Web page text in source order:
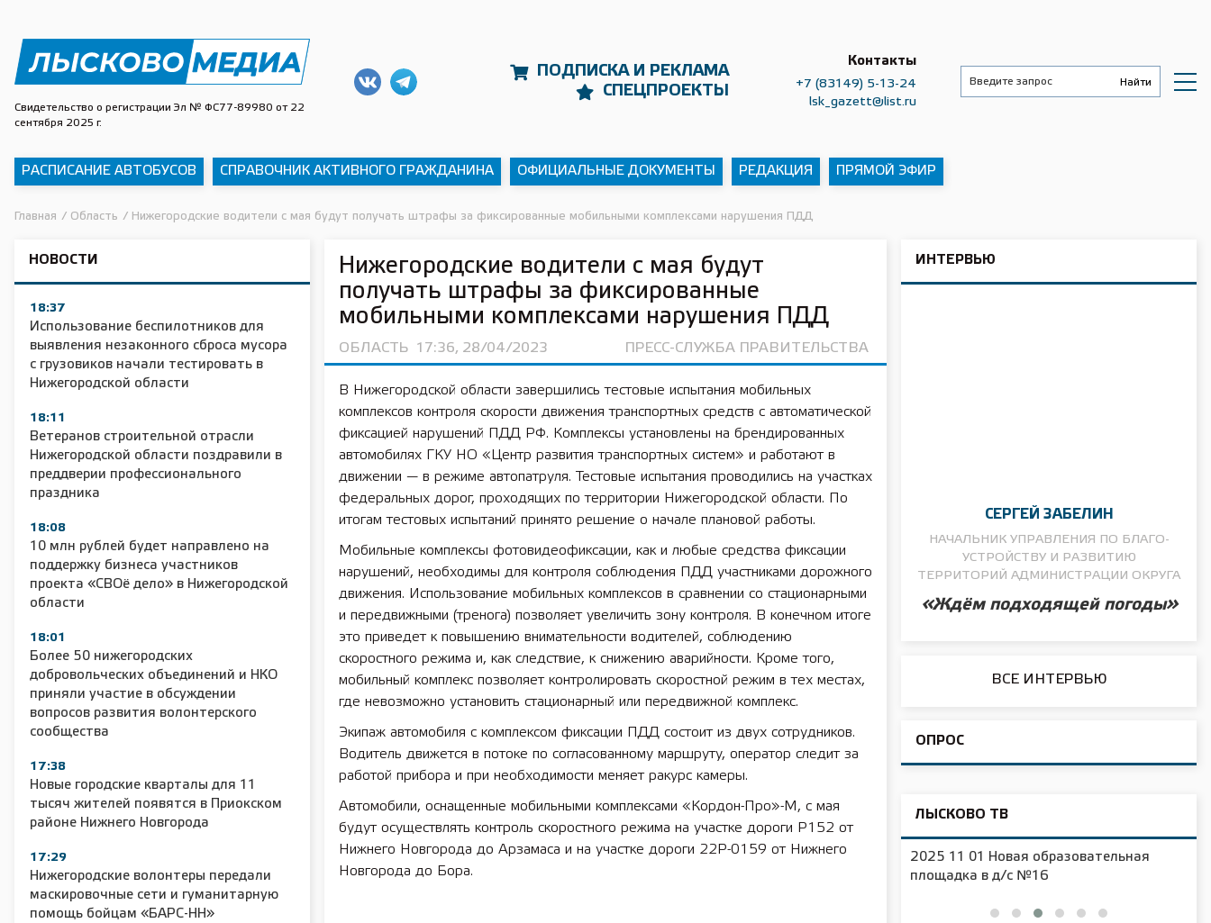
Свидетельство о регистрации Эл № ФС77-89980 от 22
сентября 2025 г.
ПОДПИСКА И РЕКЛАМА
СПЕЦПРОЕКТЫ
Контакты
+7 (83149) 5-13-24
lsk_gazett@list.ru
РАСПИСАНИЕ АВТОБУСОВ СПРАВОЧНИК АКТИВНОГО ГРАЖДАНИНА ОФИЦИАЛЬНЫЕ ДОКУМЕНТЫ РЕДАКЦИЯ ПРЯМОЙ ЭФИР
Главная / Область / Нижегородские водители с мая будут получать штрафы за фиксированные мобильными комплексами нарушения ПДД
НОВОСТИ
18:37
Использование беспилотников для
выявления незаконного сброса мусора
с грузовиков начали тестировать в
Нижегородской области
18:11
Ветеранов строительной отрасли
Нижегородской области поздравили в
преддверии профессионального
праздника
18:08
10 млн рублей будет направлено на
поддержку бизнеса участников
проекта «СВОё дело» в Нижегородской
области
18:01
Более 50 нижегородских
добровольческих объединений и НКО
приняли участие в обсуждении
вопросов развития волонтерского
сообщества
17:38
Новые городские кварталы для 11
тысяч жителей появятся в Приокском
районе Нижнего Новгорода
17:29
Нижегородские волонтеры передали
маскировочные сети и гуманитарную
помощь бойцам «БАРС-НН»
Нижегородские водители с мая будут
получать штрафы за фиксированные
мобильными комплексами нарушения ПДД
ОБЛАСТЬ 17:36, 28/04/2023 ПРЕСС-СЛУЖБА ПРАВИТЕЛЬСТВА
В Нижегородской области завершились тестовые испытания мобильных
комплексов контроля скорости движения транспортных средств с автоматической
фиксацией нарушений ПДД РФ. Комплексы установлены на брендированных
автомобилях ГКУ НО «Центр развития транспортных систем» и работают в
движении — в режиме автопатруля. Тестовые испытания проводились на участках
федеральных дорог, проходящих по территории Нижегородской области. По
итогам тестовых испытаний принято решение о начале плановой работы.
Мобильные комплексы фотовидеофиксации, как и любые средства фиксации
нарушений, необходимы для контроля соблюдения ПДД участниками дорожного
движения. Использование мобильных комплексов в сравнении со стационарными
и передвижными (тренога) позволяет увеличить зону контроля. В конечном итоге
это приведет к повышению внимательности водителей, соблюдению
скоростного режима и, как следствие, к снижению аварийности. Кроме того,
мобильный комплекс позволяет контролировать скоростной режим в тех местах,
где невозможно установить стационарный или передвижной комплекс.
Экипаж автомобиля с комплексом фиксации ПДД состоит из двух сотрудников.
Водитель движется в потоке по согласованному маршруту, оператор следит за
работой прибора и при необходимости меняет ракурс камеры.
Автомобили, оснащенные мобильными комплексами «Кордон-Про»-М, с мая
будут осуществлять контроль скоростного режима на участке дороги Р152 от
Нижнего Новгорода до Арзамаса и на участке дороги 22Р-0159 от Нижнего
Новгорода до Бора.
ИНТЕРВЬЮ
СЕРГЕЙ ЗАБЕЛИН
НАЧАЛЬНИК УПРАВЛЕНИЯ ПО БЛАГО­
УСТРОЙСТВУ И РАЗВИТИЮ
ТЕРРИТОРИЙ АДМИНИСТРАЦИИ ОКРУГА
«Ждём подходящей погоды»
ВСЕ ИНТЕРВЬЮ
ОПРОС
ЛЫСКОВО ТВ
11 01 Сельское хозяйство 2025 2025 11 01 55 лет СОШ №2
2025 11 01 Земли
2025 11 01 Новая образовательная
площадка в д/с №16